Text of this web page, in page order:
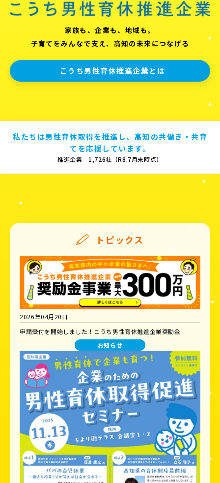
家族も、企業も、地域も。
子育てをみんなで支え、高知の未来につなげる
こうち男性育休推進企業とは
私たちは男性育休取得を推進し、高知の共働き・共育
てを応援しています。
推進企業 1,726社（R8.7月末時点）
トピックス
2026年04月20日
申請受付を開始しました！こうち男性育休推進企業奨励金
お知らせ